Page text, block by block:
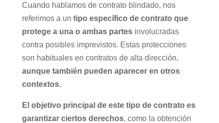
Cuando hablamos de contrato blindado, nos
referimos a un tipo específico de contrato que
protege a una o ambas partesinvolucradas
contra posibles imprevistos. Estas protecciones
son habituales en contratos de alta dirección,
aunque también pueden aparecer en otros
contextos.
El objetivo principal de este tipo de contrato es
garantizar ciertos derechos, como la obtención